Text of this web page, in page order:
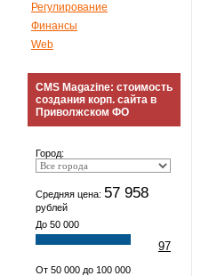
Регулирование
Финансы
Web
CMS Magazine: стоимость
создания корп. сайта в
Приволжском ФО
Город:
Средняя цена: 57 958
рублей
До 50 000
97
От 50 000 до 100 000